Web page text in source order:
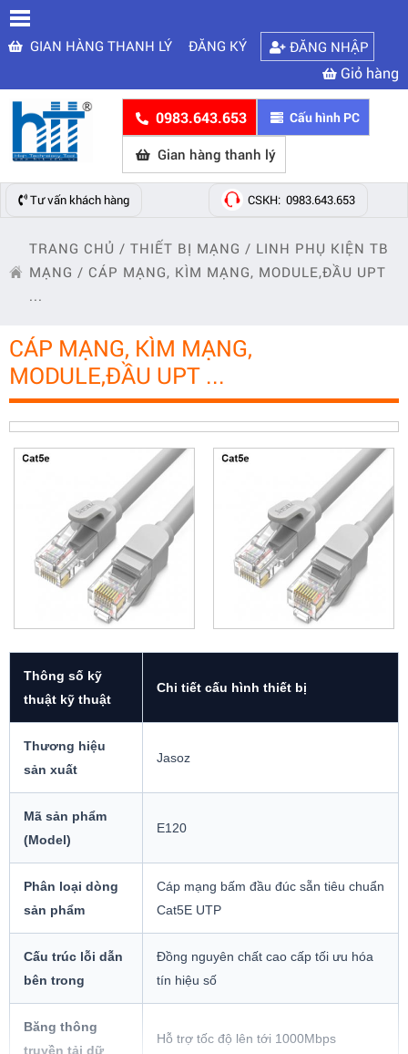
GIAN HÀNG THANH LÝ ĐĂNG KÝ ĐĂNG NHẬP
Giỏ hàng
0983.643.653 Cấu hình PC
Gian hàng thanh lý
Tư vấn khách hàng CSKH: 0983.643.653
TRANG CHỦ / THIẾT BỊ MẠNG / LINH PHỤ KIỆN TB
MẠNG / CÁP MẠNG, KÌM MẠNG, MODULE,ĐẦU UPT
...
CÁP MẠNG, KÌM MẠNG,
MODULE,ĐẦU UPT ...
Thông số kỹ
thuật kỹ thuật
Chi tiết cấu hình thiết bị
Thương hiệu
sản xuất
Jasoz
Mã sản phẩm
(Model)
E120
Phân loại dòng
sản phẩm
Cáp mạng bấm đầu đúc sẵn tiêu chuẩn
Cat5E UTP
Cấu trúc lỗi dẫn
bên trong
Đồng nguyên chất cao cấp tối ưu hóa
tín hiệu số
Băng thông
truyền tải dữ
Hỗ trợ tốc độ lên tới 1000Mbps